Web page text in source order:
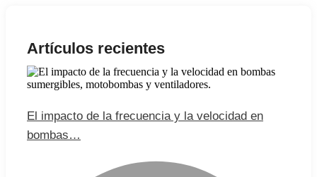
Artículos recientes
El impacto de la frecuencia y la velocidad en
bombas…